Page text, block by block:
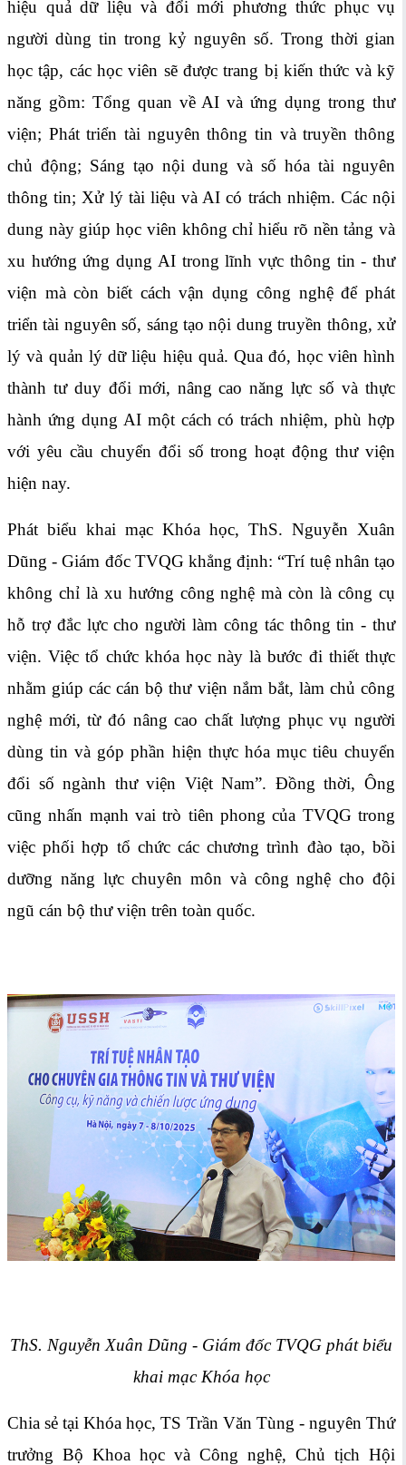
hiệu quả dữ liệu và đổi mới phương thức phục vụ
người dùng tin trong kỷ nguyên số. Trong thời gian
học tập, các học viên sẽ được trang bị kiến thức và kỹ
năng gồm: Tổng quan về AI và ứng dụng trong thư
viện; Phát triển tài nguyên thông tin và truyền thông
chủ động; Sáng tạo nội dung và số hóa tài nguyên
thông tin; Xử lý tài liệu và AI có trách nhiệm. Các nội
dung này giúp học viên không chỉ hiểu rõ nền tảng và
xu hướng ứng dụng AI trong lĩnh vực thông tin - thư
viện mà còn biết cách vận dụng công nghệ để phát
triển tài nguyên số, sáng tạo nội dung truyền thông, xử
lý và quản lý dữ liệu hiệu quả. Qua đó, học viên hình
thành tư duy đổi mới, nâng cao năng lực số và thực
hành ứng dụng AI một cách có trách nhiệm, phù hợp
với yêu cầu chuyển đổi số trong hoạt động thư viện
hiện nay.
Phát biểu khai mạc Khóa học, ThS. Nguyễn Xuân
Dũng - Giám đốc TVQG khẳng định: “Trí tuệ nhân tạo
không chỉ là xu hướng công nghệ mà còn là công cụ
hỗ trợ đắc lực cho người làm công tác thông tin - thư
viện. Việc tổ chức khóa học này là bước đi thiết thực
nhằm giúp các cán bộ thư viện nắm bắt, làm chủ công
nghệ mới, từ đó nâng cao chất lượng phục vụ người
dùng tin và góp phần hiện thực hóa mục tiêu chuyển
đổi số ngành thư viện Việt Nam”. Đồng thời, Ông
cũng nhấn mạnh vai trò tiên phong của TVQG trong
việc phối hợp tổ chức các chương trình đào tạo, bồi
dưỡng năng lực chuyên môn và công nghệ cho đội
ngũ cán bộ thư viện trên toàn quốc.
ThS. Nguyễn Xuân Dũng - Giám đốc TVQG phát biểu
khai mạc Khóa học
Chia sẻ tại Khóa học, TS Trần Văn Tùng - nguyên Thứ
trưởng Bộ Khoa học và Công nghệ, Chủ tịch Hội